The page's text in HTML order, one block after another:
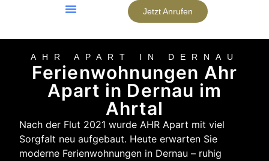
Jetzt Anrufen
AHR APART IN DERNAU
Ferienwohnungen Ahr
Apart in Dernau im
Ahrtal
Nach der Flut 2021 wurde AHR Apart mit viel
Sorgfalt neu aufgebaut. Heute erwarten Sie
moderne Ferienwohnungen in Dernau – ruhig